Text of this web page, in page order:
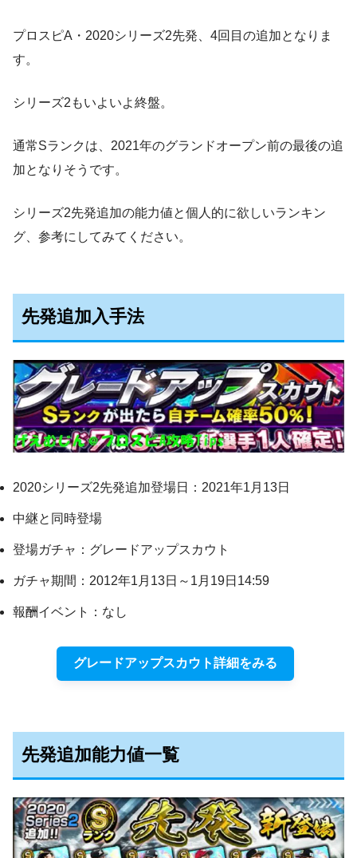
プロスピA・2020シリーズ2先発、4回目の追加となりま
す。
シリーズ2もいよいよ終盤。
通常Sランクは、2021年のグランドオープン前の最後の追
加となりそうです。
シリーズ2先発追加の能力値と個人的に欲しいランキン
グ、参考にしてみてください。
先発追加入手法
2020シリーズ2先発追加登場日：2021年1月13日
中継と同時登場
登場ガチャ：グレードアップスカウト
ガチャ期間：2012年1月13日～1月19日14:59
報酬イベント：なし
グレードアップスカウト詳細をみる
先発追加能力値一覧